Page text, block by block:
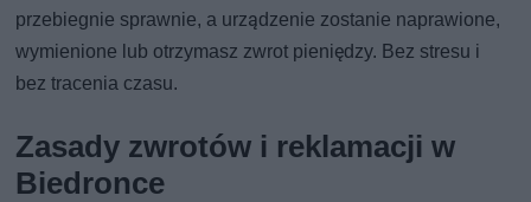
przebiegnie sprawnie, a urządzenie zostanie naprawione,
wymienione lub otrzymasz zwrot pieniędzy. Bez stresu i
bez tracenia czasu.
Zasady zwrotów i reklamacji w
Biedronce